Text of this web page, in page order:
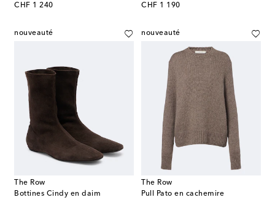
CHF 1 240
original price
CHF 1 190
original price
nouveauté
The Row
Bottines Cindy en daim
nouveauté
The Row
Pull Pato en cachemire